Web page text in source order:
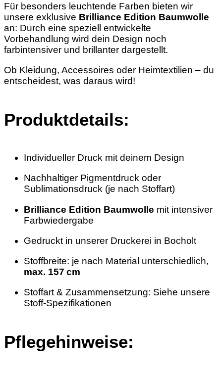
Für besonders leuchtende Farben bieten wir
unsere exklusive Brilliance Edition Baumwolle
an: Durch eine speziell entwickelte
Vorbehandlung wird dein Design noch
farbintensiver und brillanter dargestellt.
Ob Kleidung, Accessoires oder Heimtextilien – du
entscheidest, was daraus wird!
Produktdetails:
Individueller Druck mit deinem Design
Nachhaltiger Pigmentdruck oder
Sublimationsdruck (je nach Stoffart)
Brilliance Edition Baumwolle mit intensiver
Farbwiedergabe
Gedruckt in unserer Druckerei in Bocholt
Stoffbreite: je nach Material unterschiedlich,
max. 157 cm
Stoffart & Zusammensetzung: Siehe unsere
Stoff-Spezifikationen
Pflegehinweise: